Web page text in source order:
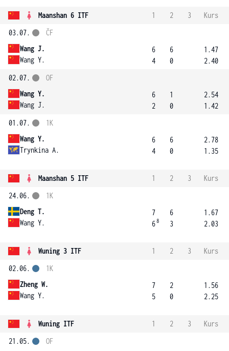
Maanshan 6 ITF 1 2 3
Kurs
03.07.
Wang J.
Wang Y.
ČF
6
4
6
0
1.47
2.40
02.07.
Wang Y.
Wang J.
OF
6
2
1
0
2.54
1.42
01.07.
Wang Y.
Trynkina A.
1K
6
4
6
0
2.78
1.35
Maanshan 5 ITF 1 2 3
Kurs
24.06.
Deng T.
Wang Y.
1K
7
68
6
3
1.67
2.03
Wuning 3 ITF 1 2 3
Kurs
02.06.
Zheng W.
Wang Y.
1K
7
5
2
0
1.56
2.25
Wuning ITF 1 2 3
Kurs
21.05.
OF